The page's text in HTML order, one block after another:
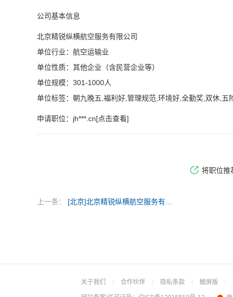
公司基本信息
北京精锐纵横航空服务有限公司
单位行业：航空运输业
单位性质：其他企业（含民营企业等）
单位规模：301-1000人
单位标签：朝九晚五,福利好,管理规范,环境好,全勤奖,双休,五
申请职位： jh***.cn[点击查看]
将职位推
上一条： [北京]北京精锐纵横航空服务有限公司
关于我们 合作伙伴 隐私条款 触屏版